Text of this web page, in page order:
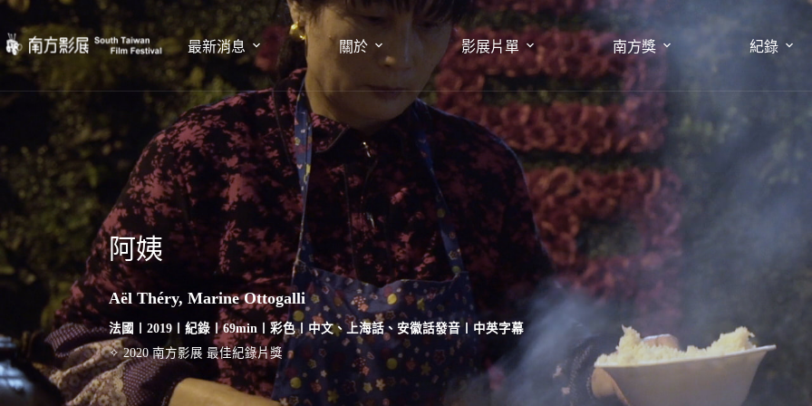
最新消息 關於 影展片單 南方獎 紀錄
阿姨
Aël Théry, Marine Ottogalli
法國〡2019〡紀錄〡69min〡彩色〡中文、上海話、安徽話發音〡中英字幕
✧ 2020 南方影展 最佳紀錄片獎